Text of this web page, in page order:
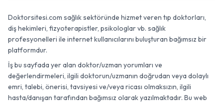
Doktorsitesi.com sağlık sektöründe hizmet veren tıp doktorları,
diş hekimleri, fizyoterapistler, psikologlar vb. sağlık
profesyonelleri ile internet kullanıcılarını buluşturan bağımsız bir
platformdur.
İş bu sayfada yer alan doktor/uzman yorumları ve
değerlendirmeleri, ilgili doktorun/uzmanın doğrudan veya dolaylı
emri, talebi, önerisi, tavsiyesi ve/veya ricası olmaksızın, ilgili
hasta/danışan tarafından bağımsız olarak yazılmaktadır. Bu web